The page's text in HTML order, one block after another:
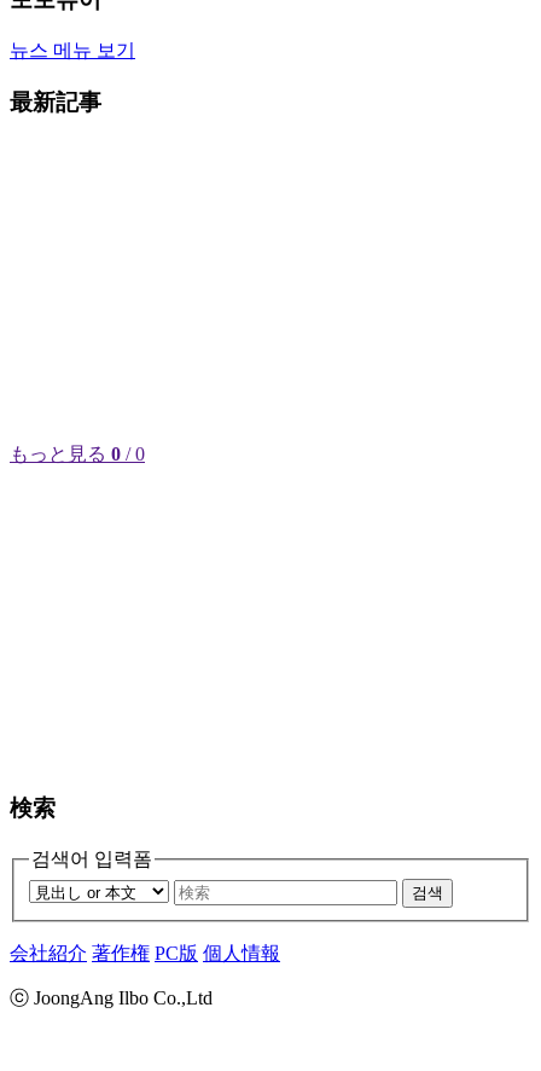
뉴스 메뉴 보기
最新記事
もっと見る 0 / 0
検索
검색어 입력폼
검색
会社紹介 著作権 PC版 個人情報
ⓒ JoongAng Ilbo Co.,Ltd